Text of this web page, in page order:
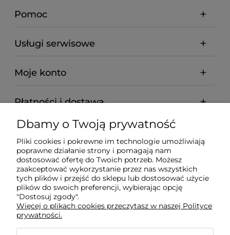
Pomoc
Usługi serwisowe
Moje konto
Płatności i dostawa
Informacje
O nas
Wyposażenie Gastronomii - Projekty Technologiczne
- Sklep Gastronomiczny - Serwis Sprzętu
Gastronomicznego | Gdańsk - Trójmiasto - Pomorskie
Dbamy o Twoją prywatność
Pliki cookies i pokrewne im technologie umożliwiają
poprawne działanie strony i pomagają nam
dostosować ofertę do Twoich potrzeb. Możesz
zaakceptować wykorzystanie przez nas wszystkich
tych plików i przejść do sklepu lub dostosować użycie
plików do swoich preferencji, wybierając opcję
"Dostosuj zgody".
Więcej o plikach cookies przeczytasz w naszej Polityce
prywatności.